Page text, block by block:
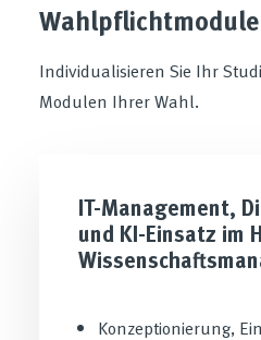
Wahlpflichtmodule
Individualisieren Sie Ihr
Modulen Ihrer Wahl.
IT-Management,
und KI-Einsatz im
Konzeptionierung,